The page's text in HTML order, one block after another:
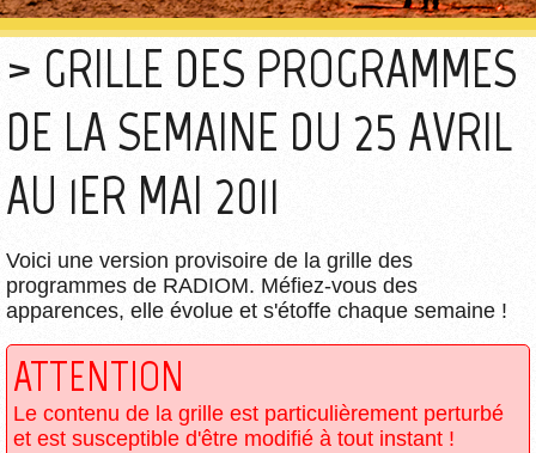
GRILLE DES PROGRAMMES
DE LA SEMAINE DU 25 AVRIL
AU 1ER MAI 2011
Voici une version provisoire de la grille des
programmes de RADIOM. Méfiez-vous des
apparences, elle évolue et s'étoffe chaque semaine !
ATTENTION
Le contenu de la grille est particulièrement perturbé
et est susceptible d'être modifié à tout instant !